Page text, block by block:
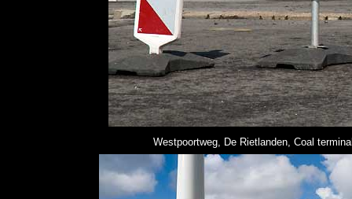
Westpoortweg, De Rietlanden, Coal